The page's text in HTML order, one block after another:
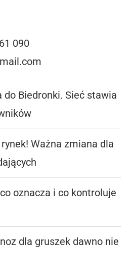
090
Biedronki. Sieć stawia
Ważna zmiana dla
oznacza i co kontroluje
dla gruszek dawno nie